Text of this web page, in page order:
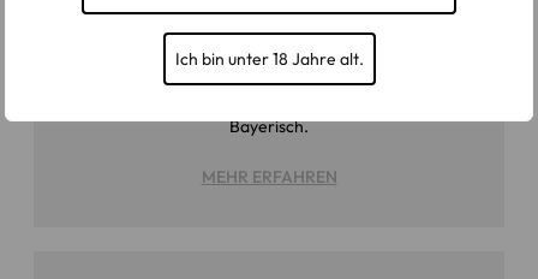
Ich bin unter 18 Jahre alt.
STEINWALD
Bayerisch.
MEHR ERFAHREN